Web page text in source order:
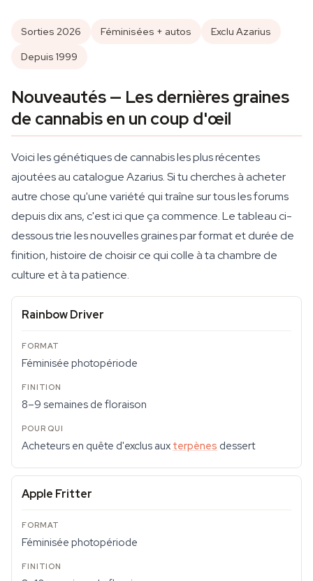
Sorties 2026 Féminisées + autos
Exclu Azarius
Depuis 1999
Nouveautés — Les dernières graines
de cannabis en un coup d'œil
Voici les génétiques de cannabis les plus récentes
ajoutées au catalogue Azarius. Si tu cherches à acheter
autre chose qu'une variété qui traîne sur tous les forums
depuis dix ans, c'est ici que ça commence. Le tableau ci-
dessous trie les nouvelles graines par format et durée de
finition, histoire de choisir ce qui colle à ta chambre de
culture et à ta patience.
Rainbow Driver
Féminisée photopériode
8–9 semaines de floraison
Acheteurs en quête d'exclus aux terpènes dessert
Apple Fritter
Féminisée photopériode